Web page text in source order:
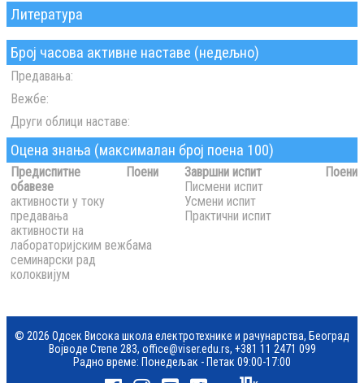
Литература
Број часова активне наставе (недељно)
Предавања:
Вежбе:
Други облици наставе:
Оцена знања (максималан број поена 100)
Предиспитне
обавезе
Поени
активности у току
предавања
активности на
лабораторијским вежбама
семинарски рад
колоквијум
Завршни испит
Поени
Писмени испит
Усмени испит
Практични испит
© 2026 Одсек Висока школа електротехнике и рачунарства, Београд
Војводе Степе 283, office@viser.edu.rs, +381 11 2471 099
Радно време: Понедељак - Петак 09:00-17:00